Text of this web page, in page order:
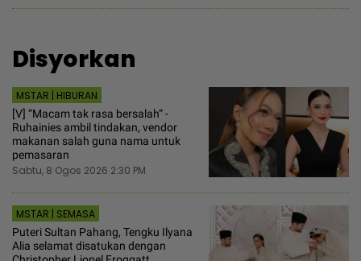
Disyorkan
MSTAR | HIBURAN
[V] “Macam tak rasa bersalah“ -
Ruhainies ambil tindakan, vendor
makanan salah guna nama untuk
pemasaran
Sabtu, 8 Ogos 2026 2:30 PM
MSTAR | SEMASA
Puteri Sultan Pahang, Tengku Ilyana
Alia selamat disatukan dengan